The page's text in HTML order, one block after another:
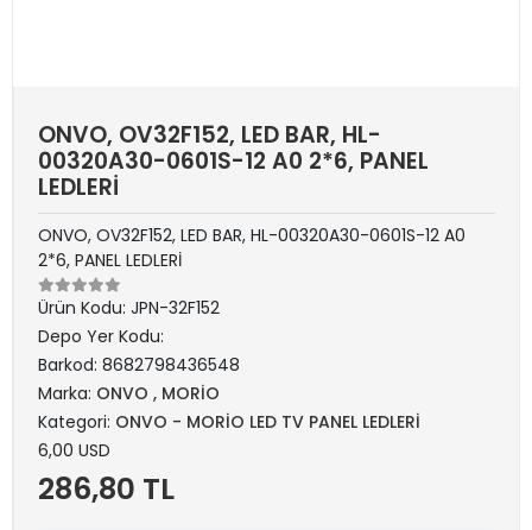
ONVO, OV32F152, LED BAR, HL-
00320A30-0601S-12 A0 2*6, PANEL
LEDLERİ
ONVO, OV32F152, LED BAR, HL-00320A30-0601S-12 A0
2*6, PANEL LEDLERİ
Ürün Kodu: JPN-32F152
Depo Yer Kodu:
Barkod: 8682798436548
Marka: ONVO , MORİO
Kategori: ONVO - MORİO LED TV PANEL LEDLERİ
6,00 USD
286,80 TL